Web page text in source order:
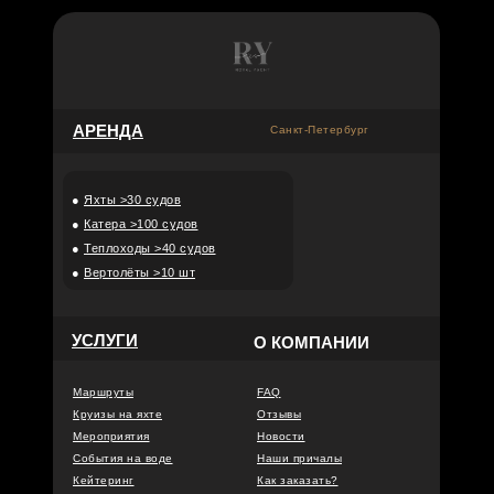
FAQ
Отзывы
Новости
Наши причалы
Как заказать?
Маршруты
Круизы на яхте
Мероприятия
События на воде
Кейтеринг
АРЕНДА
О КОМПАНИИ
● Яхты >30 судов
● Катера >100 судов
● Теплоходы >40 судов
● Вертолёты >10 шт
Санкт-Петербург
УСЛУГИ